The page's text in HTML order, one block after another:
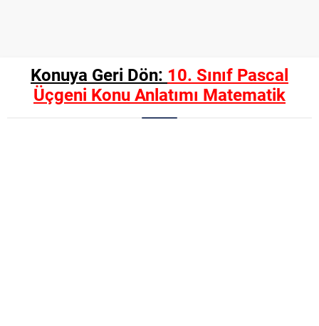
Konuya Geri Dön: 10. Sınıf Pascal
Üçgeni Konu Anlatımı Matematik